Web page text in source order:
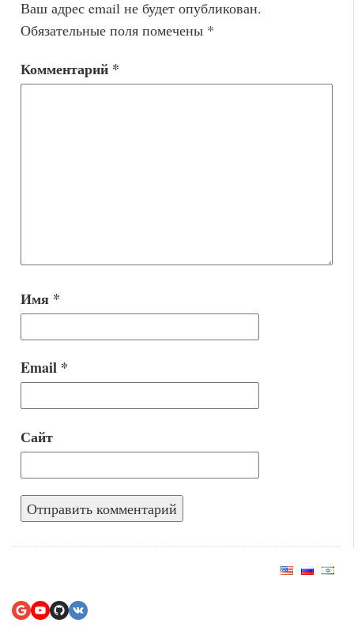
Ваш адрес email не будет опубликован.
Обязательные поля помечены *
Комментарий *
Имя *
Email *
Сайт